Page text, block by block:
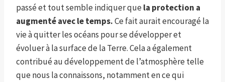
passé et tout semble indiquer que la protection a
augmenté avec le temps.Ce fait aurait encouragé la
vie à quitter les océans pour se développer et
évoluer à la surface de la Terre. Cela a également
contribué au développement de l’atmosphère telle
que nous la connaissons, notamment en ce qui